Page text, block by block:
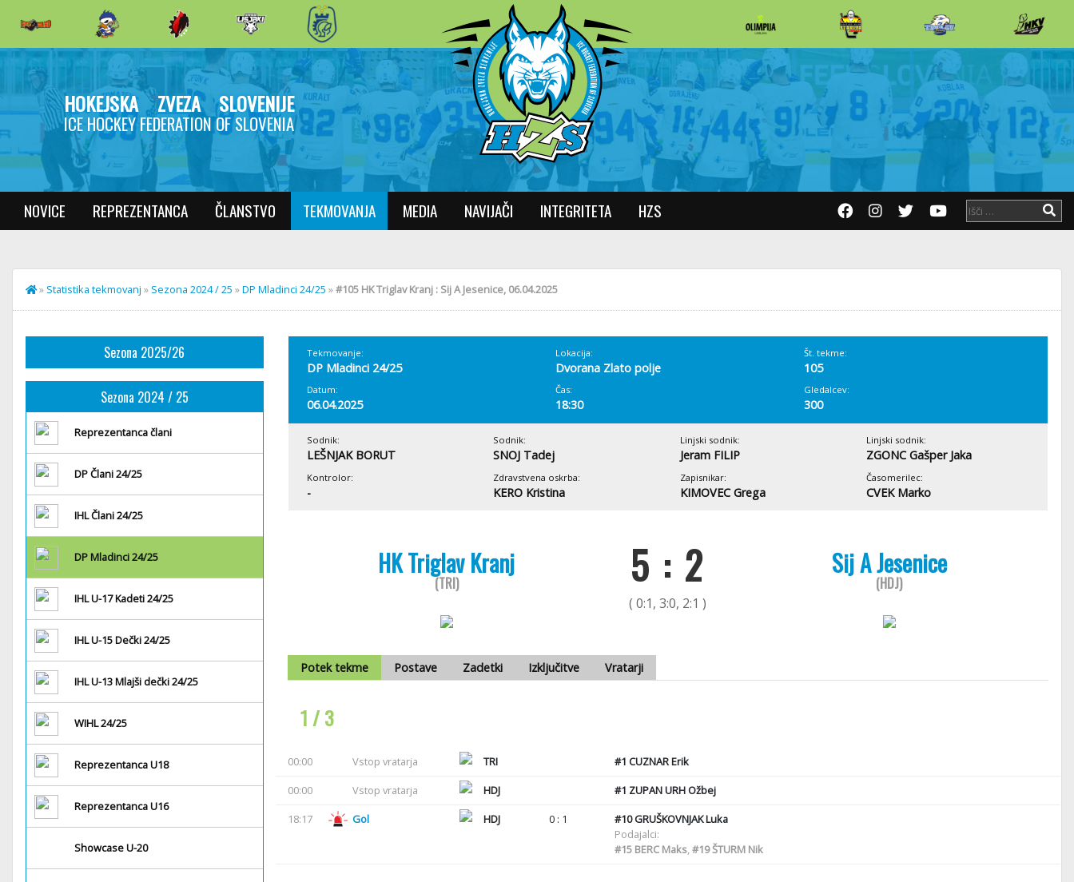
HOKEJSKA ZVEZA SLOVENIJE
ICE HOCKEY FEDERATION OF SLOVENIA
NOVICE REPREZENTANCA ČLANSTVO TEKMOVANJA MEDIA NAVIJAČI INTEGRITETA HZS
» Statistika tekmovanj » Sezona 2024 / 25 »DP Mladinci 24/25 »#105 HK Triglav Kranj : Sij A Jesenice, 06.04.2025
Sezona 2025/26
Sezona 2024 / 25
Reprezentanca člani
DP Člani 24/25
IHL Člani 24/25
DP Mladinci 24/25
IHL U-17 Kadeti 24/25
IHL U-15 Dečki 24/25
IHL U-13 Mlajši dečki 24/25
WIHL 24/25
Reprezentanca U18
Reprezentanca U16
Showcase U-20
Tekmovanje:
DP Mladinci 24/25
Lokacija:
Dvorana Zlato polje
Št. tekme:
105
Datum:
06.04.2025
Čas:
18:30
Gledalcev:
300
Sodnik:
LEŠNJAK BORUT
Sodnik:
SNOJ Tadej
Linjski sodnik:
Jeram FILIP
Linjski sodnik:
ZGONC Gašper Jaka
Kontrolor:
-
Zdravstvena oskrba:
KERO Kristina
Zapisnikar:
KIMOVEC Grega
Časomerilec:
CVEK Marko
HK Triglav Kranj
(TRI) 5 : 2
( 0:1, 3:0, 2:1 )
Sij A Jesenice
(HDJ)
Potek tekme Postave Zadetki Izključitve Vratarji
1 / 3
00:00 Vstop vratarja TRI #1 CUZNAR Erik
00:00
Vstop vratarja HDJ #1 ZUPAN URH Ožbej
18:17
Gol HDJ 0 : 1 #10GRUŠKOVNJAK Luka
Podajalci:
#15BERC Maks,#19ŠTURM Nik